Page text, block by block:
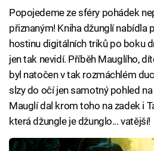
Popojedeme ze sféry pohádek
přiznaným! Kniha džunglí nabídla
hostinu digitálních triků po boku
jen tak nevidí. Příběh Mauglího,
byl natočen v tak rozmáchlém
slzy do očí jen samotný pohled
Mauglí dal krom toho na zadek i
která džungle je džunglo... vatější!